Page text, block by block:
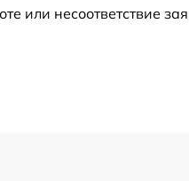
или несоответствие